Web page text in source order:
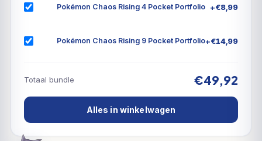
Pokémon Chaos Rising 4 Pocket Portfolio +€8,99
Pokémon Chaos Rising 9 Pocket Portfolio+€14,99
Totaal bundle €49,92
Alles in winkelwagen